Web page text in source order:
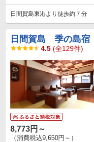
日間賀島東港より徒歩約７分
日間賀島 季の島
4.5 (全129件)
8,773円～
（消費税込9,650円～）